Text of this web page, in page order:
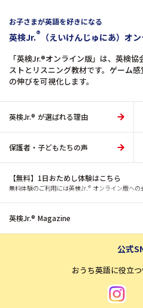
お子さまが英語を好きになる
英検Jr.® （えいけんじゅにあ）オ
「英検Jr.®オンライン版」は、英検
ストとリスニング教材です。ゲーム
の伸びを可視化します。
英検Jr.® が選ばれる理由
保護者・子どもたちの声
【無料】1日おためし体験はこちら
無料体験のご利用には英検Jr.® オンライン版への
英検Jr.®︎ Magazine
公式
おうち英語に役立